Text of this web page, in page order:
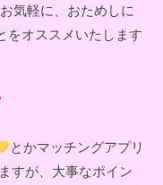
気軽に、おためしに
をオススメいたします
とかマッチングアプリ
すが、大事なポイン